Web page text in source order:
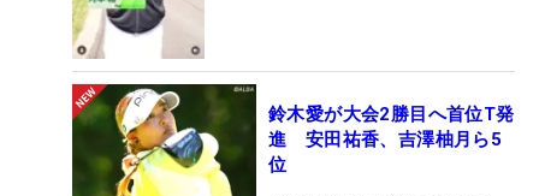
鈴木愛が大会2勝目へ首位T発
進 安田祐香、吉澤柚月ら5
位